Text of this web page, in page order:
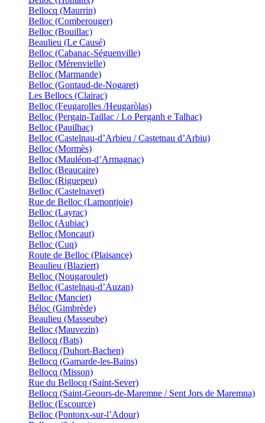
Bellocq (Maurrin)
Belloc (Comberouger)
Belloc (Bouillac)
Beaulieu (Le Causé)
Belloc (Cabanac-Séguenville)
Belloc (Mérenvielle)
Belloc (Marmande)
Belloc (Gontaud-de-Nogaret)
Les Bellocs (Clairac)
Belloc (Feugarolles /Heugaròlas)
Belloc (Pergain-Taillac / Lo Perganh e Talhac)
Belloc (Pauilhac)
Belloc (Castelnau-d’Arbieu / Castetnau d’Arbiu)
Belloc (Mormès)
Belloc (Mauléon-d’Armagnac)
Belloc (Beaucaire)
Belloc (Riguepeu)
Belloc (Castelnavet)
Rue de Belloc (Lamontjoie)
Belloc (Layrac)
Belloc (Aubiac)
Belloc (Moncaut)
Belloc (Cuq)
Route de Belloc (Plaisance)
Beaulieu (Blaziert)
Belloc (Nougaroulet)
Belloc (Castelnau-d’Auzan)
Belloc (Manciet)
Béloc (Gimbrède)
Beaulieu (Masseube)
Belloc (Mauvezin)
Bellocq (Bats)
Bellocq (Duhort-Bachen)
Bellocq (Gamarde-les-Bains)
Bellocq (Misson)
Rue du Bellocq (Saint-Sever)
Bellocq (Saint-Geours-de-Maremne / Sent Jors de Maremna)
Belloc (Escource)
Belloc (Pontonx-sur-l’Adour)